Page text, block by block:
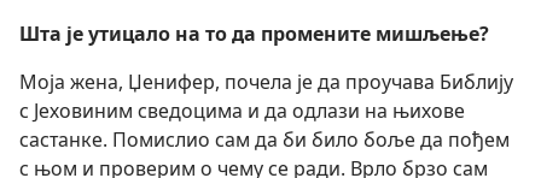
Шта је утицало на то да промените мишљење?
Моја жена, Џенифер, почела је да проучава Библију
с Јеховиним сведоцима и да одлази на њихове
састанке. Помислио сам да би било боље да пођем
с њом и проверим о чему се ради. Врло брзо сам